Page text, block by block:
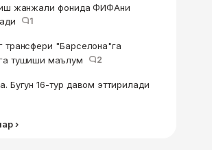
жанжали фонида ФИФАни
1
трансфери "Барселона"га
тушиши маълум
2
Бугун 16-тур давом эттирилади
›